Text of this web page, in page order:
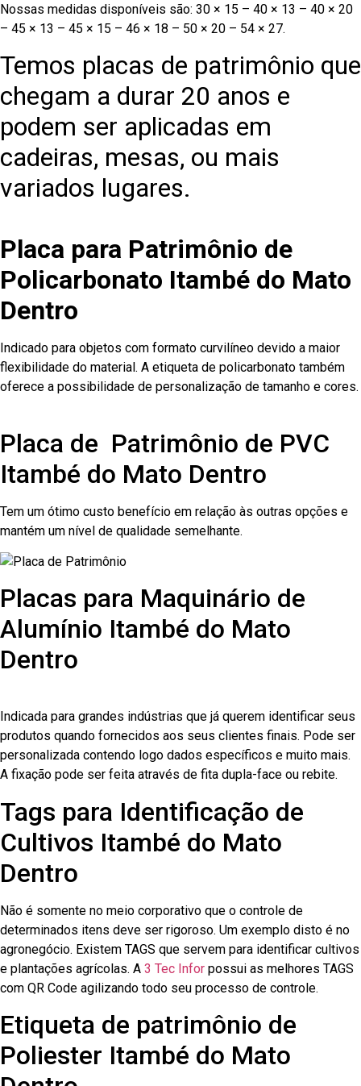
Nossas medidas disponíveis são: 30 × 15 – 40 × 13 – 40 × 20
– 45 × 13 – 45 × 15 – 46 × 18 – 50 × 20 – 54 × 27.
Temos placas de patrimônio que
chegam a durar 20 anos e
podem ser aplicadas em
cadeiras, mesas, ou mais
variados lugares.
Placa para Patrimônio de
Policarbonato Itambé do Mato
Dentro
Indicado para objetos com formato curvilíneo devido a maior
flexibilidade do material. A etiqueta de policarbonato também
oferece a possibilidade de personalização de tamanho e cores.
Placa de Patrimônio de PVC
Itambé do Mato Dentro
Tem um ótimo custo benefício em relação às outras opções e
mantém um nível de qualidade semelhante.
Placas para Maquinário de
Alumínio Itambé do Mato
Dentro
Indicada para grandes indústrias que já querem identificar seus
produtos quando fornecidos aos seus clientes finais. Pode ser
personalizada contendo logo dados específicos e muito mais.
A fixação pode ser feita através de fita dupla-face ou rebite.
Tags para Identificação de
Cultivos Itambé do Mato
Dentro
Não é somente no meio corporativo que o controle de
determinados itens deve ser rigoroso. Um exemplo disto é no
agronegócio. Existem TAGS que servem para identificar cultivos
e plantações agrícolas. A 3 Tec Infor possui as melhores TAGS
com QR Code agilizando todo seu processo de controle.
Etiqueta de patrimônio de
Poliester Itambé do Mato